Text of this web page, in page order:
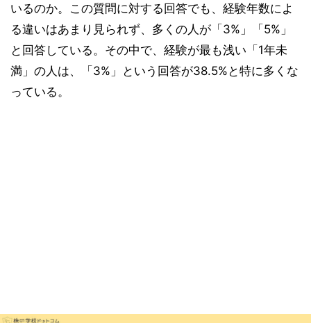
いるのか。この質問に対する回答でも、経験年数によ
る違いはあまり見られず、多くの人が「3%」「5%」
と回答している。その中で、経験が最も浅い「1年未
満」の人は、「3%」という回答が38.5%と特に多くな
っている。